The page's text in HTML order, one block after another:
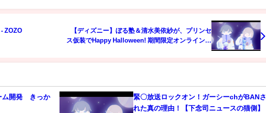
- ZOZO
【ディズニー】ぼる塾＆清水美依紗が、プリンセ
ス仮装でHappy Halloween! 期間限定オンラインイ
ム開発 きっか
緊〇放送ロックオン！ガーシーchがBANさ
れた真の理由！【下念司ニュースの猫側】